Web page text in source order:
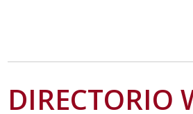
DIRECTORIO